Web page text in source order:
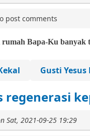
post comments
rumah Bapa-Ku banyak
Gusti
regenerasi
Sat, 2021-09-25 19:29